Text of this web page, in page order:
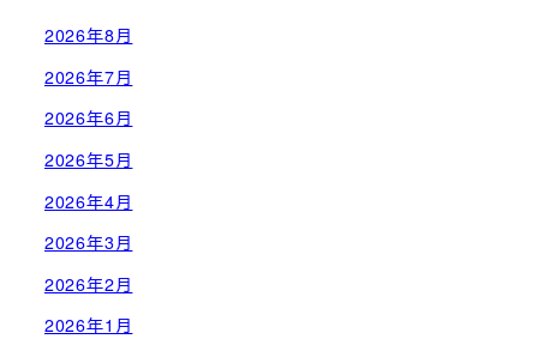
2026年8月
2026年7月
2026年6月
2026年5月
2026年4月
2026年3月
2026年2月
2026年1月